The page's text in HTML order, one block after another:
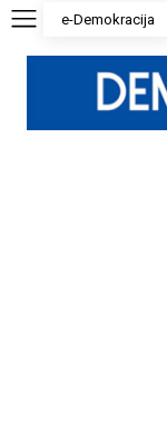
e-Demokracija